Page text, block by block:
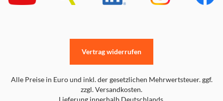
Alle Preise in Euro und inkl. der gesetzlichen Mehrwertsteuer. ggf.
zzgl. Versandkosten.
Lieferung innerhalb Deutschlands.
Vertrag widerrufen